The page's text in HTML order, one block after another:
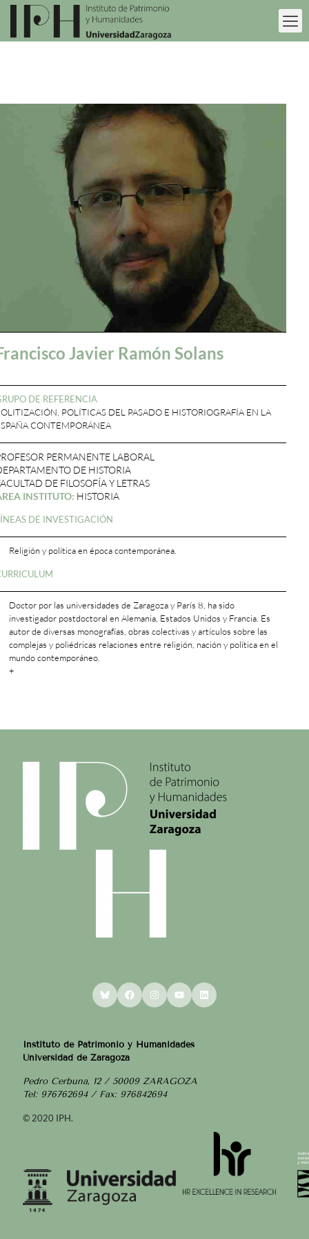
Javier Ramón Solans
DE REFERENCIA
POLÍTICAS DEL PASADO E HISTORIOGRAFÍA EN LA
CONTEMPORÁNEA
PERMANENTE LABORAL
DE HISTORIA
DE FILOSOFÍA Y LETRAS
INSTITUTO: HISTORIA
DE INVESTIGACIÓN
Religión y política en época contemporánea.
Doctor por las universidades de Zaragoza y París 8, ha sido
investigador postdoctoral en Alemania, Estados Unidos y Francia. Es
autor de diversas monografías, obras colectivas y artículos sobre las
complejas y poliédricas relaciones entre religión, nación y política en el
mundo contemporáneo.
+
BlueskyFacebookInstagram
YouTubeLinkedIn
Instituto de Patrimonio y Humanidades
Universidad de Zaragoza
Pedro Cerbuna, 12 / 50009 ZARAGOZA
Tel: 976762694 / Fax: 976842694
© 2020 IPH.